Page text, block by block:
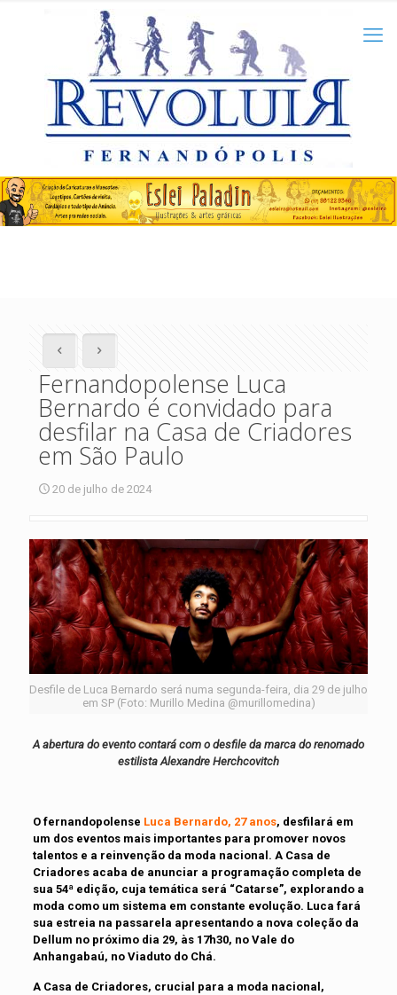
Fernandopolense Luca
Bernardo é convidado para
desfilar na Casa de Criadores
em São Paulo
20 de julho de 2024
Desfile de Luca Bernardo será numa segunda-feira, dia 29 de julho
em SP (Foto: Murillo Medina @murillomedina)
A abertura do evento contará com o desfile da marca do renomado
estilista Alexandre Herchcovitch
O fernandopolense Luca Bernardo, 27 anos, desfilará em
um dos eventos mais importantes para promover novos
talentos e a reinvenção da moda nacional. A Casa de
Criadores acaba de anunciar a programação completa de
sua 54ª edição, cuja temática será “Catarse”, explorando a
moda como um sistema em constante evolução. Luca fará
sua estreia na passarela apresentando a nova coleção da
Dellum no próximo dia 29, às 17h30, no Vale do
Anhangabaú, no Viaduto do Chá.
A Casa de Criadores, crucial para a moda nacional,